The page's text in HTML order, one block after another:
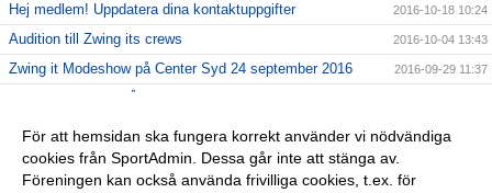
Hej medlem! Uppdatera dina kontaktuppgifter 2016-10-18 10:24
Audition till Zwing its crews 2016-10-04 13:43
Zwing it Modeshow på Center Syd 24 september 2016 2016-09-29 11:37
Shower med Zwing it den 27 augusti 2016-08-23 13:38
OBS! Medlem sen tidigare? Se hit! 2016-06-29 13:03
Välkomna hit! 2016-06-20 10:11
För att hemsidan ska fungera korrekt använder vi nödvändiga
cookies från SportAdmin. Dessa går inte att stänga av.
Föreningen kan också använda frivilliga cookies, t.ex. för